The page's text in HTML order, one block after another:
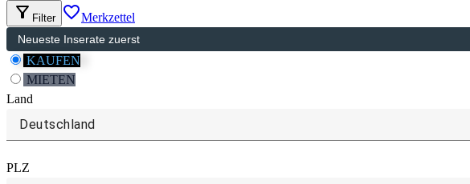
filter_alt Filter favorite_borderMerkzettel
KAUFEN
MIETEN
Land
Deutschland
PLZ